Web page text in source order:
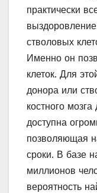
практически
стволовых
Именно он
клеток. Для
донора или
костного
доступна
позволяющая
сроки. В базе
миллионов
вероятность